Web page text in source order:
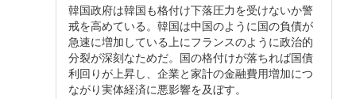
韓国政府は韓国も格付け下落圧力を受けないか警
戒を高めている。韓国は中国のように国の負債が
急速に増加している上にフランスのように政治的
分裂が深刻なためだ。国の格付けが落ちれば国債
利回りが上昇し、企業と家計の金融費用増加につ
ながり実体経済に悪影響を及ぼす。